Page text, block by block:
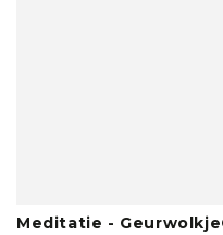
Meditatie -